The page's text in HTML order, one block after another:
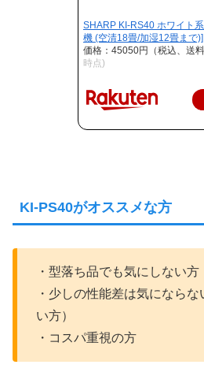
SHARP KI-RS40 ホワイト
機 (空清18畳/加湿12畳まで)]
価格：45050円（税込、送
時点)
KI-PS40がオススメな方
・型落ち品でも気にしない方
・少しの性能差は気になら
い方）
・コスパ重視の方